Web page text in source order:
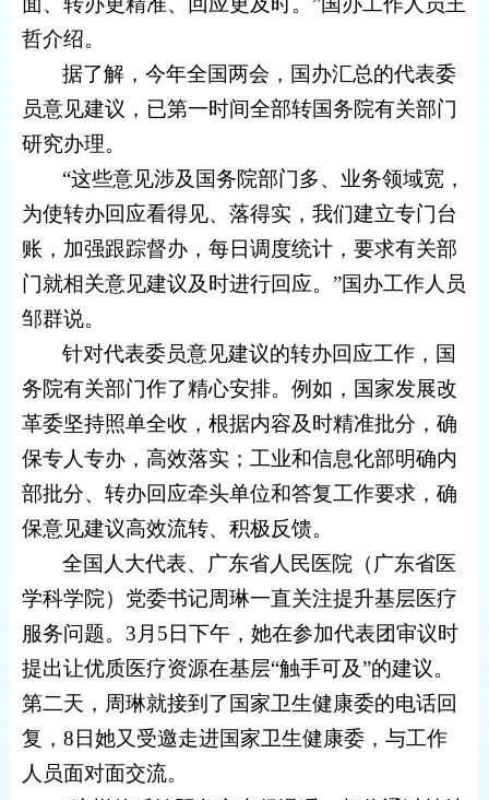
哲介绍。
据了解，今年全国两会，国办汇总的代表委
员意见建议，已第一时间全部转国务院有关部门
研究办理。
“这些意见涉及国务院部门多、业务领域宽，
为使转办回应看得见、落得实，我们建立专门台
账，加强跟踪督办，每日调度统计，要求有关部
门就相关意见建议及时进行回应。”国办工作人员
邹群说。
针对代表委员意见建议的转办回应工作，国
务院有关部门作了精心安排。例如，国家发展改
革委坚持照单全收，根据内容及时精准批分，确
保专人专办，高效落实；工业和信息化部明确内
部批分、转办回应牵头单位和答复工作要求，确
保意见建议高效流转、积极反馈。
全国人大代表、广东省人民医院（广东省医
学科学院）党委书记周琳一直关注提升基层医疗
服务问题。3月5日下午，她在参加代表团审议时
提出让优质医疗资源在基层“触手可及”的建议。
第二天，周琳就接到了国家卫生健康委的电话回
复，8日她又受邀走进国家卫生健康委，与工作
人员面对面交流。